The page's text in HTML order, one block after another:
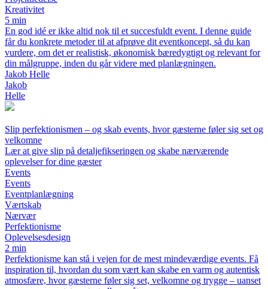
Kreativitet
5 min
En god idé er ikke altid nok til et succesfuldt event. I denne guide
får du konkrete metoder til at afprøve dit eventkoncept, så du kan
vurdere, om det er realistisk, økonomisk bæredygtigt og relevant for
din målgruppe, inden du går videre med planlægningen.
Jakob Helle
Jakob
Helle
Slip perfektionismen – og skab events, hvor gæsterne føler sig set og
velkomne
Lær at give slip på detaljefikseringen og skabe nærværende
oplevelser for dine gæster
Events
Events
Eventplanlægning
Værtskab
Nærvær
Perfektionisme
Oplevelsesdesign
2 min
Perfektionisme kan stå i vejen for de mest mindeværdige events. Få
inspiration til, hvordan du som vært kan skabe en varm og autentisk
atmosfære, hvor gæsterne føler sig set, velkomne og trygge – uanset